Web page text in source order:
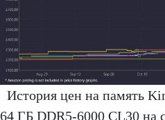
История цен на память
64 ГБ DDR5-6000 CL30 на